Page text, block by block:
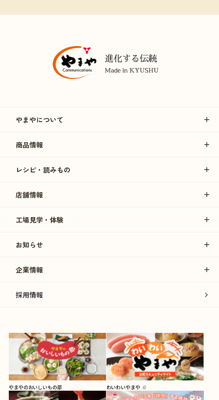
やまやについて
商品情報
レシピ・読みもの
店舗情報
工場見学・体験
お知らせ
企業情報
採用情報
やまやのおいしいもの部 わいわいやまや